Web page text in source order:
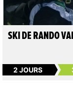
SKI DE RANDO
2 JOURS